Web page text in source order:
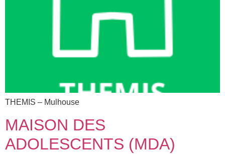
THEMIS – Mulhouse
MAISON DES
ADOLESCENTS (MDA)